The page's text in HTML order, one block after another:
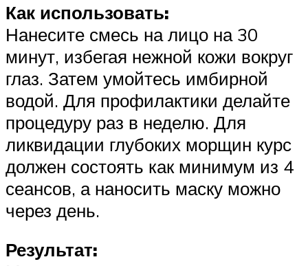
Как использовать:
Нанесите смесь на лицо на 30
минут, избегая нежной кожи вокруг
глаз. Затем умойтесь имбирной
водой. Для профилактики делайте
процедуру раз в неделю. Для
ликвидации глубоких морщин курс
должен состоять как минимум из 4
сеансов, а наносить маску можно
через день.
Результат: